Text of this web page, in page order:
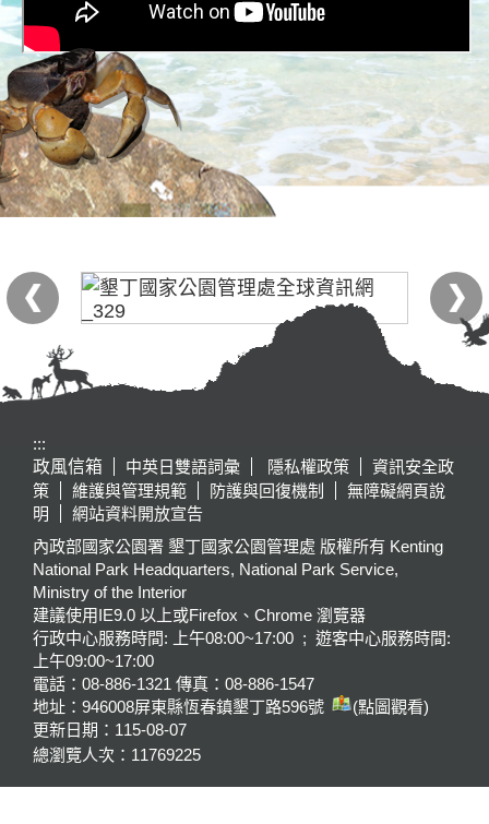
:::
政風信箱
中英日雙語詞彙 隱私權政策
資訊安全政
策
維護與管理規範 防護與回復機制
無障礙網頁說
明
網站資料開放宣告
內政部國家公園署 墾丁國家公園管理處 版權所有 Kenting
National Park Headquarters, National Park Service,
Ministry of the Interior
建議使用IE9.0 以上或Firefox、Chrome 瀏覽器
行政中心服務時間: 上午08:00~17:00 ; 遊客中心服務時間:
上午09:00~17:00
電話：08-886-1321 傳真：08-886-1547
地址：946008屏東縣恆春鎮墾丁路596號
(點圖觀看)
更新日期： 115-08-07
總瀏覽人次： 11769225